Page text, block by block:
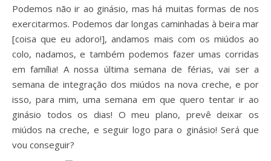
Podemos não ir ao ginásio, mas há muitas formas de nos
exercitarmos. Podemos dar longas caminhadas à beira mar
[coisa que eu adoro!], andamos mais com os miúdos ao
colo, nadamos, e também podemos fazer umas corridas
em família! A nossa última semana de férias, vai ser a
semana de integração dos miúdos na nova creche, e por
isso, para mim, uma semana em que quero tentar ir ao
ginásio todos os dias! O meu plano, prevê deixar os
miúdos na creche, e seguir logo para o ginásio! Será que
vou conseguir?